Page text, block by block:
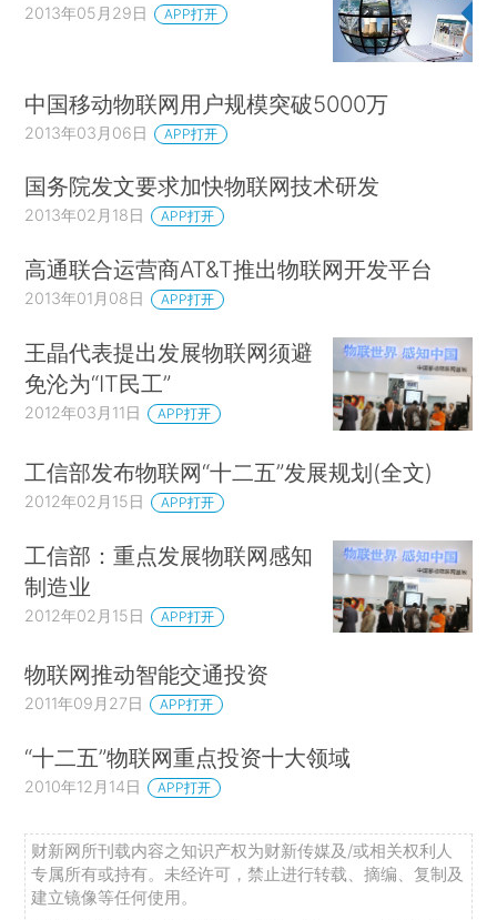
2013年05月29日 APP打开
中国移动物联网用户规模突破5000万
2013年03月06日 APP打开
国务院发文要求加快物联网技术研发
2013年02月18日 APP打开
高通联合运营商AT&T推出物联网开发平台
2013年01月08日 APP打开
王晶代表提出发展物联网须避
免沦为“IT民工”
2012年03月11日 APP打开
工信部发布物联网“十二五”发展规划(全文)
2012年02月15日 APP打开
工信部：重点发展物联网感知
制造业
2012年02月15日 APP打开
物联网推动智能交通投资
2011年09月27日 APP打开
“十二五”物联网重点投资十大领域
2010年12月14日 APP打开
财新网所刊载内容之知识产权为财新传媒及/或相关权利人
专属所有或持有。未经许可，禁止进行转载、摘编、复制及
建立镜像等任何使用。